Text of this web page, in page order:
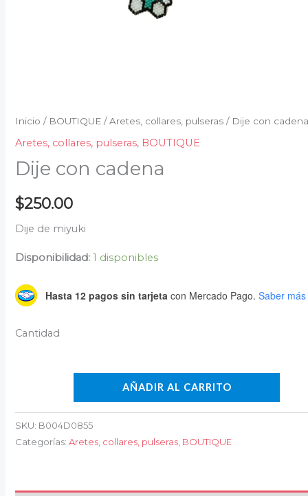
Inicio / BOUTIQUE /Aretes, collares, pulseras / Dije con
Aretes, collares, pulseras, BOUTIQUE
Dije con cadena
$250.00
Dije de miyuki
Disponibilidad: 1 disponibles
Hasta 12 pagos sin tarjeta con Mercado Pago. Saber más
AÑADIR AL CARRITO
SKU: B004D0855
Categorías:Aretes, collares, pulseras, BOUTIQUE